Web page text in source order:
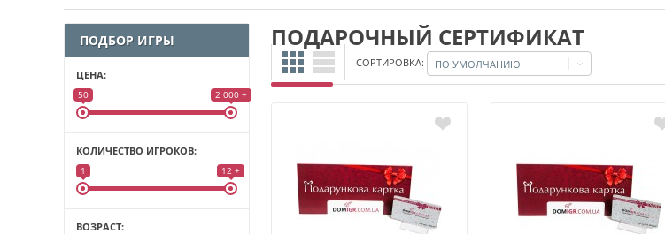
ПОДБОР ИГРЫ
ЦЕНА:
50 2 000 +
КОЛИЧЕСТВО ИГРОКОВ:
1 12 +
ВОЗРАСТ:
ПОДАРОЧНЫЙ СЕРТИФИКАТ
СОРТИРОВКА: ПО УМОЛЧАНИЮ